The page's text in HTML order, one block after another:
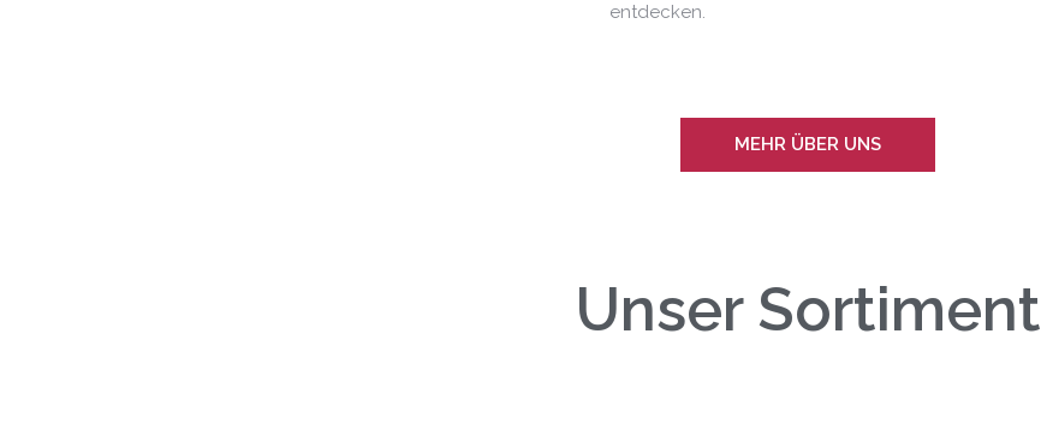
entdecken.
MEHR ÜBER UNS
Unser Sortiment